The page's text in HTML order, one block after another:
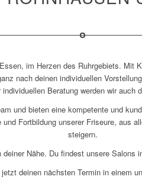
im Herzen des Ruhrgebiets. Mit
nach deinen individuellen
Beratung werden wir
und bieten eine kompetente und
Fortbildung unserer Friseure, aus
steigern.
Nähe. Du findest unsere Salons
deinen nächsten Termin in einem